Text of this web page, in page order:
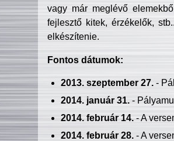
vagy már meglévő
fejlesztő kitek, érzékelők,
elkészítenie.
Fontos dátumok:
2013. szeptember 27.-
2014. január 31.-
2014. február 14.- A
2014. február 28.- A